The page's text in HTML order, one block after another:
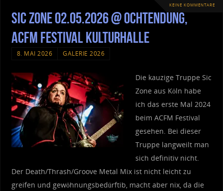
KEINE KOMMENTARE
Sic Zone 02.05.2026 @ Ochtendung,
ACFM Festival Kulturhalle
8. MAI 2026 GALERIE 2026
Die kauzige Truppe Sic
Zone aus Köln habe
ich das erste Mal 2024
beim ACFM Festival
gesehen. Bei dieser
Truppe langweilt man
sich definitiv nicht.
Der Death/Thrash/Groove Metal Mix ist nicht leicht zu
greifen und gewöhnungsbedürftib, macht aber nix, da die